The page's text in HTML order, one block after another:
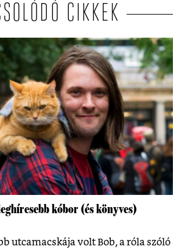
CIKKEK
kóbor (és könyves)
utcamacskája volt Bob, a róla szóló